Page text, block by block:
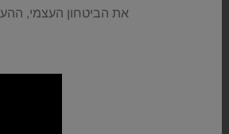
את הביטחון העצמי,